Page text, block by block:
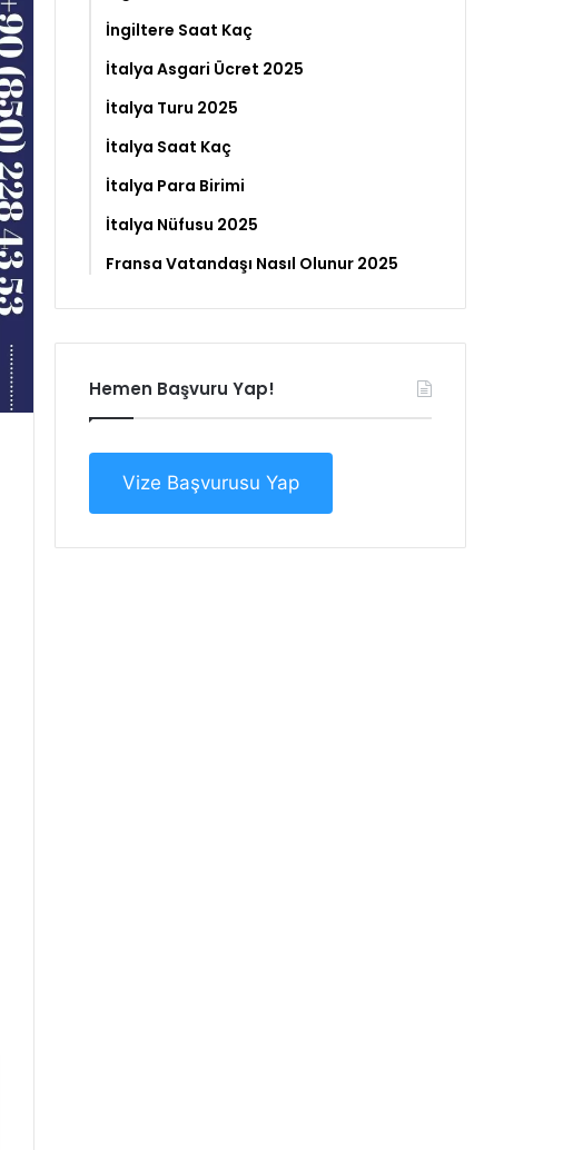
İngiltere Saat Kaç
İtalya Asgari Ücret 2025
İtalya Turu 2025
İtalya Saat Kaç
İtalya Para Birimi
İtalya Nüfusu 2025
Fransa Vatandaşı Nasıl Olunur 2025
Hemen Başvuru Yap!
Vize Başvurusu Yap